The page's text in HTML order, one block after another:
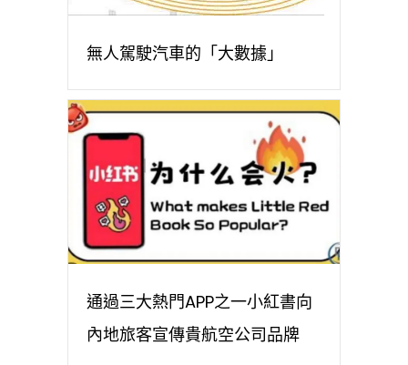
無人駕駛汽車的「大數據」
通過三大熱門APP之一小紅書向
內地旅客宣傳貴航空公司品牌